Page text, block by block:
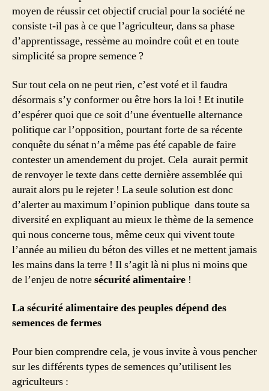
moyen de réussir cet objectif crucial pour la société ne
consiste t-il pas à ce que l’agriculteur, dans sa phase
d’apprentissage, ressème au moindre coût et en toute
simplicité sa propre semence ?
Sur tout cela on ne peut rien, c’est voté et il faudra
désormais s’y conformer ou être hors la loi ! Et inutile
d’espérer quoi que ce soit d’une éventuelle alternance
politique car l’opposition, pourtant forte de sa récente
conquête du sénat n’a même pas été capable de faire
contester un amendement du projet. Cela aurait permit
de renvoyer le texte dans cette dernière assemblée qui
aurait alors pu le rejeter ! La seule solution est donc
d’alerter au maximum l’opinion publique dans toute sa
diversité en expliquant au mieux le thème de la semence
qui nous concerne tous, même ceux qui vivent toute
l’année au milieu du béton des villes et ne mettent jamais
les mains dans la terre ! Il s’agit là ni plus ni moins que
de l’enjeu de notresécurité alimentaire !
La sécurité alimentaire des peuples dépend des
semences de fermes
Pour bien comprendre cela, je vous invite à vous pencher
sur les différents types de semences qu’utilisent les
agriculteurs :